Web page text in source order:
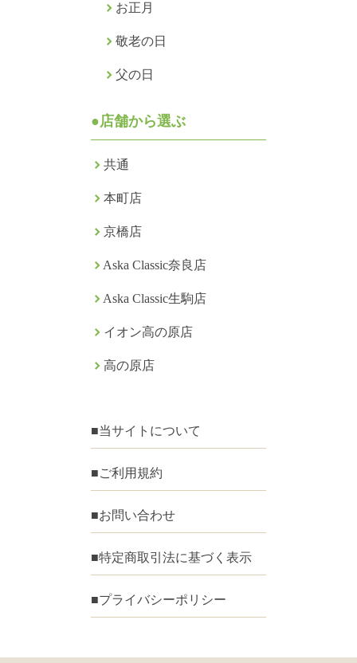
お正月
敬老の日
父の日
●店舗から選ぶ
共通
本町店
京橋店
Aska Classic奈良店
Aska Classic生駒店
イオン高の原店
高の原店
■当サイトについて
■ご利用規約
■お問い合わせ
■特定商取引法に基づく表示
■プライバシーポリシー